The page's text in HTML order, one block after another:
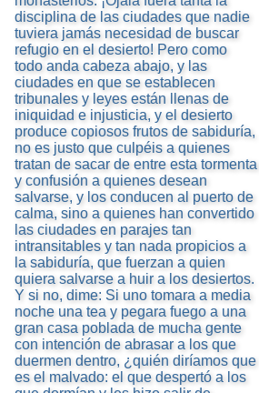
disciplina de las ciudades que nadie
tuviera jamás necesidad de buscar
refugio en el desierto! Pero como
todo anda cabeza abajo, y las
ciudades en que se establecen
tribunales y leyes están llenas de
iniquidad e injusticia, y el desierto
produce copiosos frutos de sabiduría,
no es justo que culpéis a quienes
tratan de sacar de entre esta tormenta
y confusión a quienes desean
salvarse, y los conducen al puerto de
calma, sino a quienes han convertido
las ciudades en parajes tan
intransitables y tan nada propicios a
la sabiduría, que fuerzan a quien
quiera salvarse a huir a los desiertos.
Y si no, dime: Si uno tomara a media
noche una tea y pegara fuego a una
gran casa poblada de mucha gente
con intención de abrasar a los que
duermen dentro, ¿quién diríamos que
es el malvado: el que despertó a los